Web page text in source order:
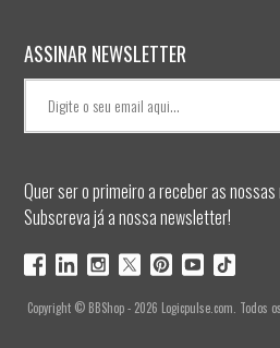
ASSINAR NEWSLETTER
Quer ser o primeiro a receber as
Subscreva já a nossa newsletter!
Copyright © BBShop - 2026 Logicpulse.com. Todos